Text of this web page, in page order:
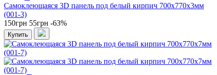
Самоклеющаяся 3D панель под белый кирпич 700x770x3мм
(001-3)
150грн 55грн -63%
Купить